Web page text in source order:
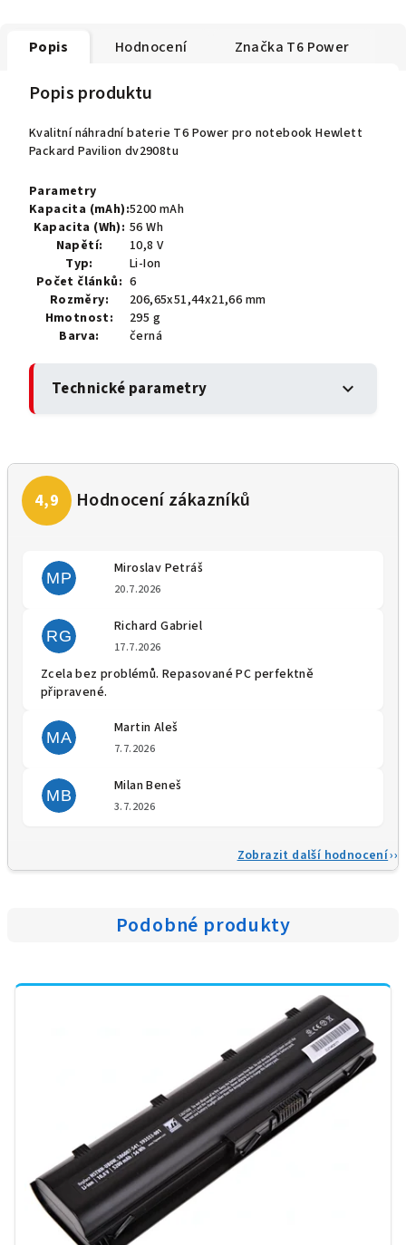
Popis Hodnocení Značka T6 Power
Popis produktu
Kvalitní náhradní baterie T6 Power pro notebook Hewlett
Packard Pavilion dv2908tu
Parametry
Kapacita (mAh):5200 mAh
Kapacita (Wh): 56 Wh
Napětí:
10,8 V
Typ:
Li-Ion
Počet článků: 6
Rozměry:
206,65x51,44x21,66 mm
Hmotnost:
295 g
Barva:
černá
Technické parametry expand_more
MP
Miroslav Petráš
20.7.2026
RG
Richard Gabriel
17.7.2026
Zcela bez problémů. Repasované PC perfektně
připravené.
MA
Martin Aleš
7.7.2026
MB
Milan Beneš
3.7.2026
Zobrazit další hodnocení
Podobné produkty